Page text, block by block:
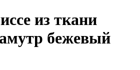
из ткани
бежевый